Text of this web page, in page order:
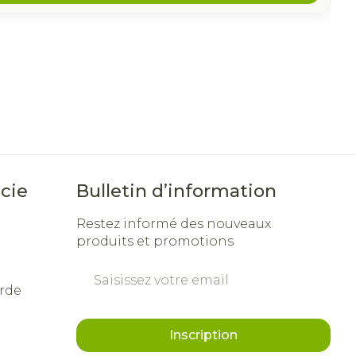
Bulletin d’information
Restez informé des nouveaux
produits et promotions
Inscription